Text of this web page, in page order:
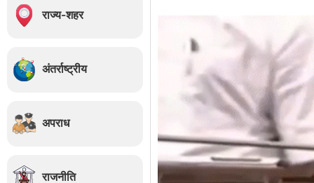
राज्य-शहर
अंतर्राष्ट्रीय
अपराध
राजनीति
Gold & Silver Price
August 7, 2026 / 5:05 am
शेयर करें -